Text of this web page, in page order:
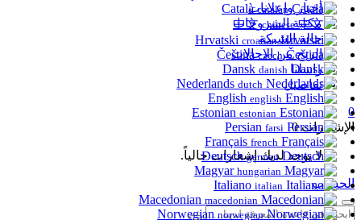
أخبار وإعلانات
مكتبة الشروحات
حالة الشبكة
الربح من الاحالات
راسلنا
تفاصيل
0
الإشعارات0
لا يوجد لديك إشعارات حالياً.
الحساب
Català
catalan
中文
chinese
Hrvatski
croatian
Čeština
czech
danish
dutch
english
estonian
farsi
french
Deutsch
german
hungarian
italian
macedonian
Norwegian
norwegian